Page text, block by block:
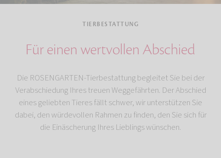
TIERBESTATTUNG
Für einen wertvollen Abschied
Die ROSENGARTEN-Tierbestattung begleitet Sie bei der
Verabschiedung Ihres treuen Weggefährten. Der Abschied
eines geliebten Tieres fällt schwer, wir unterstützen Sie
dabei, den würdevollen Rahmen zu finden, den Sie sich für
die Einäscherung Ihres Lieblings wünschen.